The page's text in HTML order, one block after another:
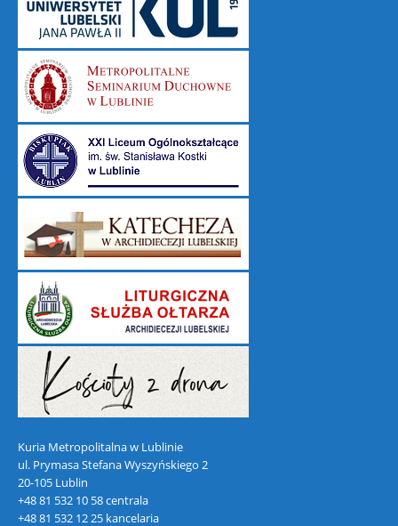
Kuria Metropolitalna w Lublinie
ul. Prymasa Stefana Wyszyńskiego 2
20-105 Lublin
+48 81 532 10 58 centrala
+48 81 532 12 25 kancelaria